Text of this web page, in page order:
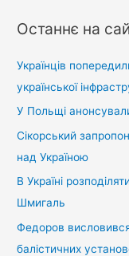
у
:
Останнє на
Українців
української
У Польщі
Сікорський
над Україною
В Україні
Шмигаль
Федоров
балістичних